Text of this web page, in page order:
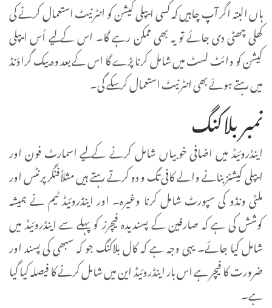
ہاں البتہ اگر آپ چاہیں کہ کسی ایپلی کیشن کو انٹرنیٹ استعمال کرنے کی
کھلی چھٹی دی جائے تو یہ بھی ممکن رہے گا۔ اس کے لیے اُس ایپلی
کیشن کو وائٹ لسٹ میں شامل کرنا پڑے گا اس کے بعد وہ بیک گراؤنڈ
میں رہتے ہوئے بھی انٹرنیٹ استعمال کر سکے گی۔
نمبر بلاکنگ
اینڈروئیڈ میں اضافی خوبیاں شامل کرنے کے لیے اسمارٹ فون اور
ایپلی کیشنز بنانے والے کافی تگ و دو کرتے رہتے ہیں مثلاًفنگرپرنٹس اور
ملٹی ونڈو کی سپورٹ شامل کرنا وغیرہ۔ اور اینڈروئیڈ ٹیم نے ہمیشہ
کوشش کی ہے کہ صارفین کے پسندیدہ فیچرز کو پہلے سے اینڈروئیڈ میں
شامل کیا جائے۔ یہی وجہ ہے کہ کال بلاکنگ جو کہ سبھی کی پسند اور
ضرورت کا فیچر ہے اس بار اینڈروئیڈ این میں شامل کرنے کا فیصلہ کیا گیا
ہے۔